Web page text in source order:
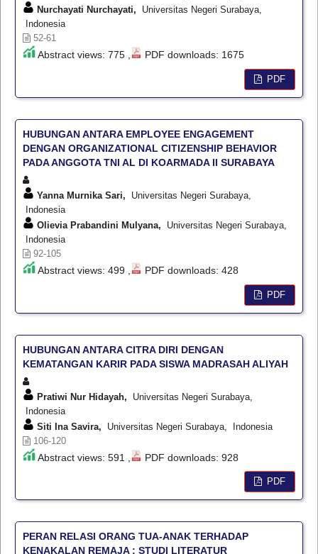
Nurchayati Nurchayati, Universitas Negeri Surabaya,
Indonesia
52-61
Abstract views: 775 , PDF downloads: 1675
PDF
HUBUNGAN ANTARA EMPLOYEE ENGAGEMENT
DENGAN ORGANIZATIONAL CITIZENSHIP BEHAVIOR
PADA ANGGOTA TNI AL DI KOARMADA II SURABAYA
Yanna Murnika Sari, Universitas Negeri Surabaya,
Indonesia
Olievia Prabandini Mulyana, Universitas Negeri Surabaya,
Indonesia
92-105
Abstract views: 499 , PDF downloads: 428
PDF
HUBUNGAN ANTARA CITRA DIRI DENGAN
KEMATANGAN KARIR PADA SISWA MADRASAH ALIYAH
Pratiwi Nur Hidayah, Universitas Negeri Surabaya,
Indonesia
Siti Ina Savira, Universitas Negeri Surabaya, Indonesia
106-120
Abstract views: 591 , PDF downloads: 928
PDF
PERAN RELASI ORANG TUA-ANAK TERHADAP
KENAKALAN REMAJA : STUDI LITERATUR